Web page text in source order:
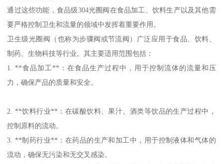
通过这些功能，食品级304光圈阀在食品加工、饮料生产以及其他需
要严格控制卫生和流量的领域中发挥着重要作用。
卫生级光圈阀（也称为步骤阀或节流阀）广泛应用于食品、饮料、
制药、生物科技等行业。其主要适用范围包括：
1. **食品加工**：在食品生产过程中，用于控制流体的流量和压
力，确保产品的质量和安全。
2. **饮料行业**：在碳酸饮料、果汁、酒类等饮品的生产过程中，
控制原料的流动。
3. **制药行业**：在药品的生产和加工中，用于控制液体和气体的
流动，确保无污染和无交叉感染。